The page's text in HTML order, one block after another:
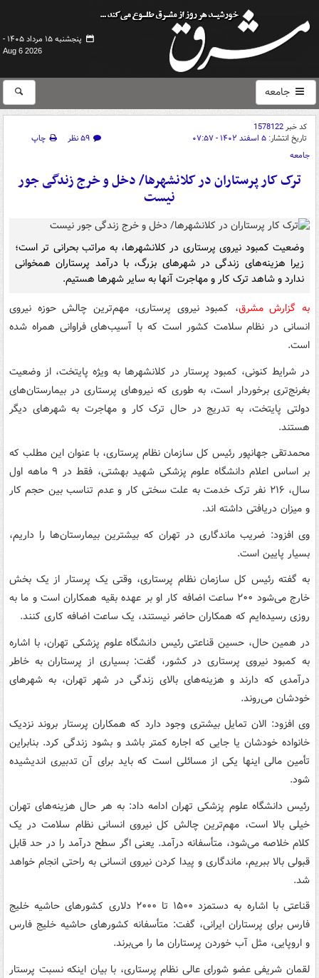
پنجشنبه ۱۵ مرداد ۱۴۰۵ -
Aug 6 2026
جامعه
کد خبر1578122
تاریخ انتشار: ۵ اسفند ۱۴۰۲ - ۰۷:۵۷ ۵۹ نظر
چاپ
جامعه
ترک کار پرستاران در کلانشهرها/ دخل و خرج زندگی جور
نیست
وضعیت کمبود نیروی پرستاری در کلانشهرها، به مراتب بحرانی تر است؛
زیرا هزینه‌های زندگی در شهرهای بزرگ، با درآمد پرستاران همخوانی
ندارد و شاهد ترک کار و مهاجرت آنها به سایر شهرها هستیم.
به گزارش مشرق، کمبود نیروی پرستاری، مهم‌ترین چالش حوزه نیروی
انسانی در نظام سلامت کشور است که با آسیب‌های فراوانی همراه شده
است.
در شرایط کنونی، کمبود پرستار در کلانشهرها به ویژه پایتخت، از وضعیت
بغرنج‌تری برخوردار است، به طوری که نیروهای پرستاری در بیمارستان‌های
دولتی پایتخت، به تدریج در حال ترک کار و مهاجرت به شهرهای دیگر
هستند.
محمدتقی جهانپور رئیس کل سازمان نظام پرستاری، با عنوان این مطلب که
بر اساس اعلام دانشگاه علوم پزشکی شهید بهشتی، فقط در ۹ ماهه اول
سال، ۲۱۶ نفر ترک خدمت به علت سختی کار و عدم تناسب بین حجم کار
و میزان دریافتی داشته اند.
وی افزود: ضریب ماندگاری در تهران که بیشترین بیمارستان‌ها را داریم،
بسیار پایین است.
به گفته رئیس کل سازمان نظام پرستاری، وقتی یک پرستار از یک بخش
خارج می‌شود ۲۰۰ ساعت اضافه کار او بر عهده بقیه همکاران است و ما به
روزی رسیده‌ایم که همکاران حاضر نیستند، یک ساعت اضافه کاری کنند.
در همین حال، حسین قناعتی رئیس دانشگاه علوم پزشکی تهران، با اشاره
به کمبود نیروی پرستاری در کشور، گفت: بسیاری از پرستاران به خاطر
درآمدی که دارند و هزینه‌های بالای زندگی در شهر تهران، به شهرهای
خودشان می‌روند.
وی افزود: الان تمایل بیشتری وجود دارد که همکاران پرستار بروند نزدیک
خانواده خودشان یا جایی که اجاره کمتر باشد و بشود زندگی کرد. بنابراین
تأمین مالی اینها یکی از مسائلی است که باید برای آن تدبیری اندیشیده
شود.
رئیس دانشگاه علوم پزشکی تهران ادامه داد: به هر حال هزینه‌های تهران
خیلی بالا است، مهم‌ترین چالش کل نیروی انسانی نظام سلامت در یک
کلام خلاصه می‌شود، متأسفانه درآمد. یعنی اگر سطح درآمد را در حد قابل
قبولی بالا ببریم، ماندگاری و پیدا کردن نیروی انسانی به راحتی انجام خواهد
شد.
قناعتی با اشاره به دستمزد ۱۵۰۰ تا ۲۰۰۰ دلاری کشورهای حاشیه خلیج
فارس برای پرستاران ایرانی، گفت: متأسفانه کشورهای حاشیه خلیج فارس
و اروپایی، مثل آب خوردن پرستاران ما را می‌برند.
لقمان شریفی عضو شورای عالی نظام پرستاری، با بیان اینکه نسبت پرستار